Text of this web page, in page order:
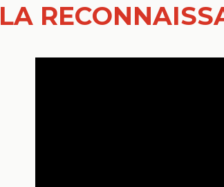
LA